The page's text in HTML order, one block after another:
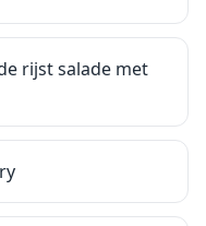
rijst salade met